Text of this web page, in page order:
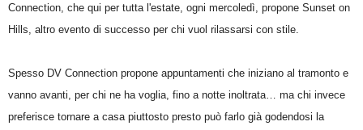
Connection, che qui per tutta l'estate, ogni mercoledì, propone Sunset on
Hills, altro evento di successo per chi vuol rilassarsi con stile.
Spesso DV Connection propone appuntamenti che iniziano al tramonto e
vanno avanti, per chi ne ha voglia, fino a notte inoltrata… ma chi invece
preferisce tornare a casa piuttosto presto può farlo già godendosi la